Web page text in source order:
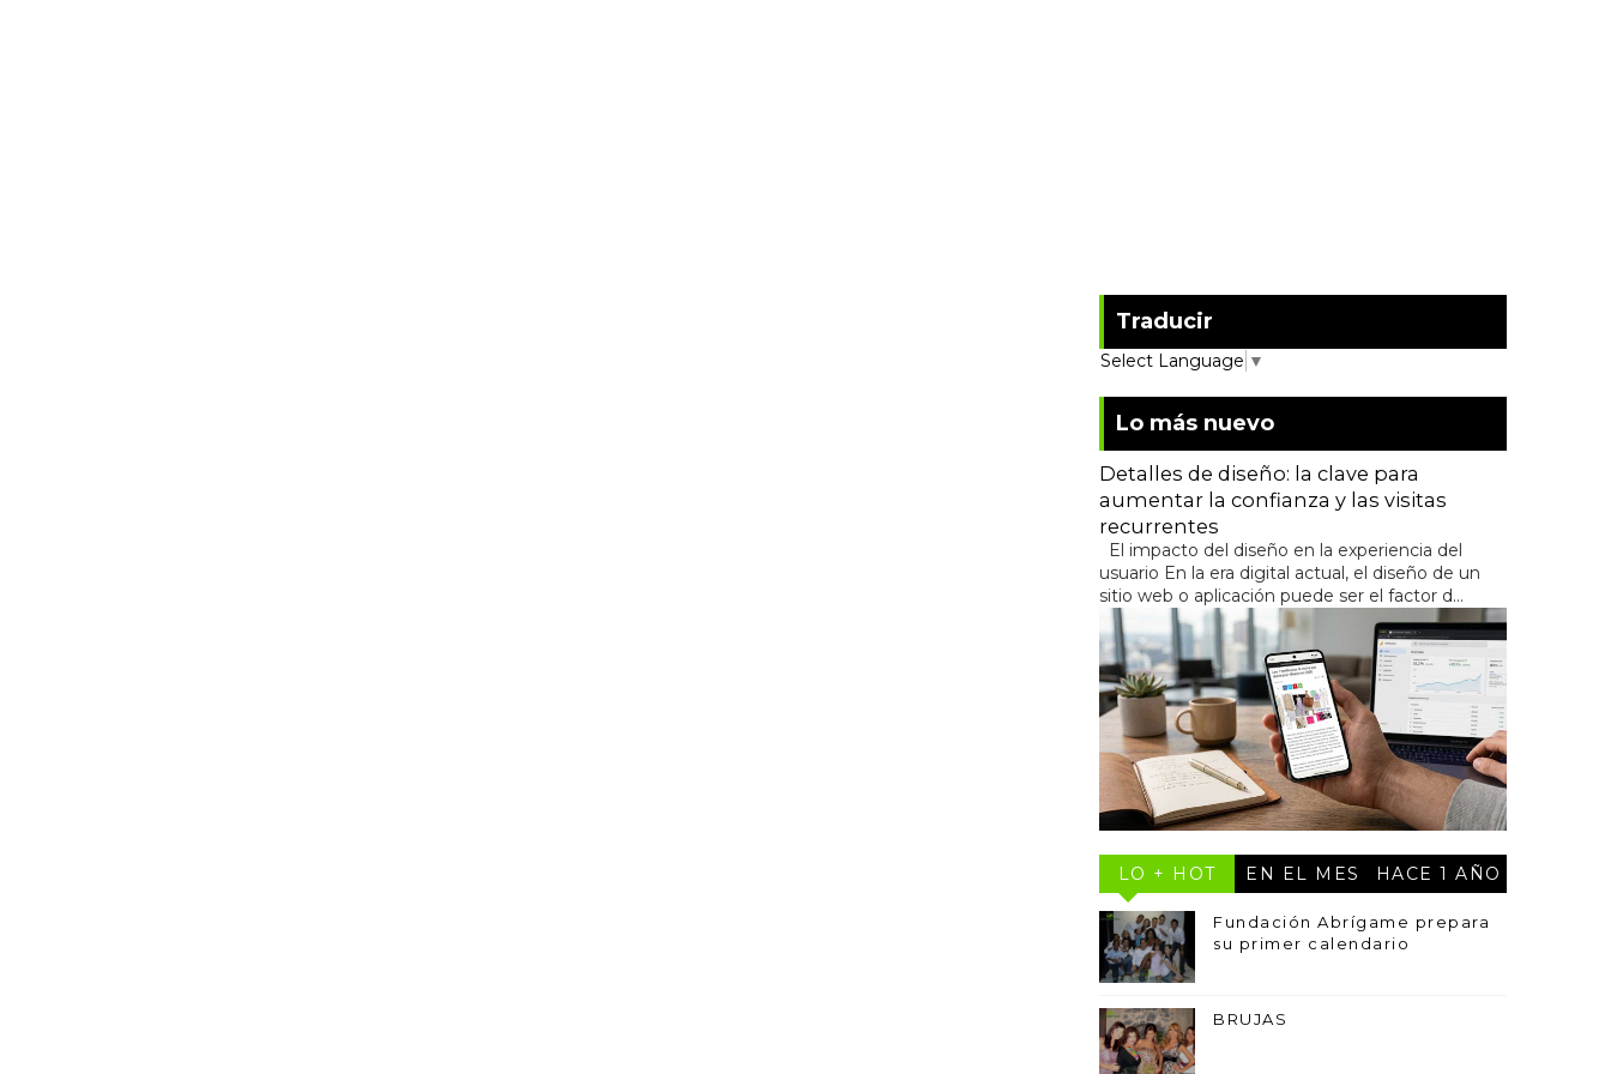
Traducir
Select Language ▼
Lo más nuevo
Detalles de diseño: la clave para
aumentar la confianza y las visitas
recurrentes
El impacto del diseño en la experiencia del
usuario En la era digital actual, el diseño de un
sitio web o aplicación puede ser el factor d...
LO + HOT EN EL MES HACE 1 AÑO
Fundación Abrígame prepara
su primer calendario
BRUJAS